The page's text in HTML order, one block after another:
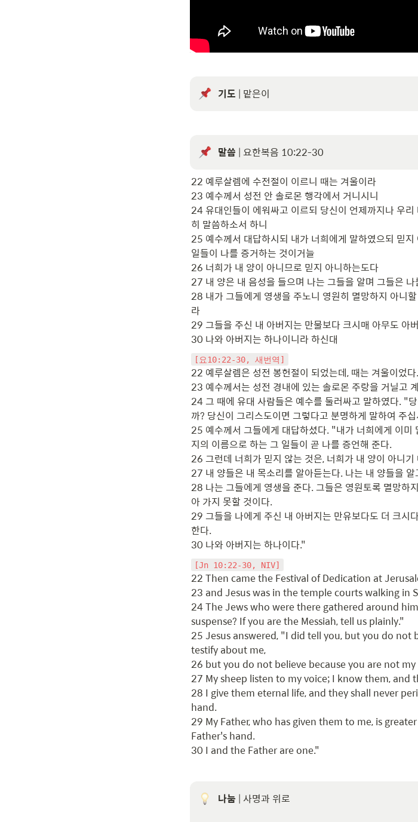
기도 | 맡은이
말씀 | 요한복음 10:22-30
22 예루살렘에 수전절이 이르니 때는 겨울이라
23 예수께서 성전 안 솔로몬 행각에서 거니시니
24 유대인들이 에워싸고 이르되 당신이 언제까지나 우
히 말씀하소서 하니
25 예수께서 대답하시되 내가 너희에게 말하였으되 믿
일들이 나를 증거하는 것이거늘
26 너희가 내 양이 아니므로 믿지 아니하는도다
27 내 양은 내 음성을 들으며 나는 그들을 알며 그들은
28 내가 그들에게 영생을 주노니 영원히 멸망하지 아니
라
29 그들을 주신 내 아버지는 만물보다 크시매 아무도 아
30 나와 아버지는 하나이니라 하신대
[요10:22-30, 새번역]
22 예루살렘은 성전 봉헌절이 되었는데, 때는 겨울이었다.
23 예수께서는 성전 경내에 있는 솔로몬 주랑을 거닐고
24 그 때에 유대 사람들은 예수를 둘러싸고 말하였다. "
까? 당신이 그리스도이면 그렇다고 분명하게 말하여 주
25 예수께서 그들에게 대답하셨다. "내가 너희에게 이미
지의 이름으로 하는 그 일들이 곧 나를 증언해 준다.
26 그런데 너희가 믿지 않는 것은, 너희가 내 양이 아니기
27 내 양들은 내 목소리를 알아듣는다. 나는 내 양들을
28 나는 그들에게 영생을 준다. 그들은 영원토록 멸망하
아 가지 못할 것이다.
29 그들을 나에게 주신 내 아버지는 만유보다도 더 크시
한다.
30 나와 아버지는 하나이다."
[Jn 10:22-30, NIV]
22 Then came the Festival of Dedication at
23 and Jesus was in the temple courts walking in
24 The Jews who were there gathered around
suspense? If you are the Messiah, tell us plainly."
25 Jesus answered, "I did tell you, but you do not
testify about me,
26 but you do not believe because you are not my
27 My sheep listen to my voice; I know them, and
28 I give them eternal life, and they shall never
hand.
29 My Father, who has given them to me, is
Father's hand.
30 I and the Father are one."
나눔 | 사명과 위로